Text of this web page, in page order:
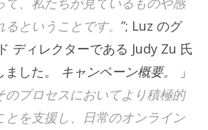
ということです。 ”; Luz のグ
ディレクターである Judy Zu 氏
した。 キャンペーン概要。
」
のプロセスにおいてより積極的
とを支援し、日常のオンライン